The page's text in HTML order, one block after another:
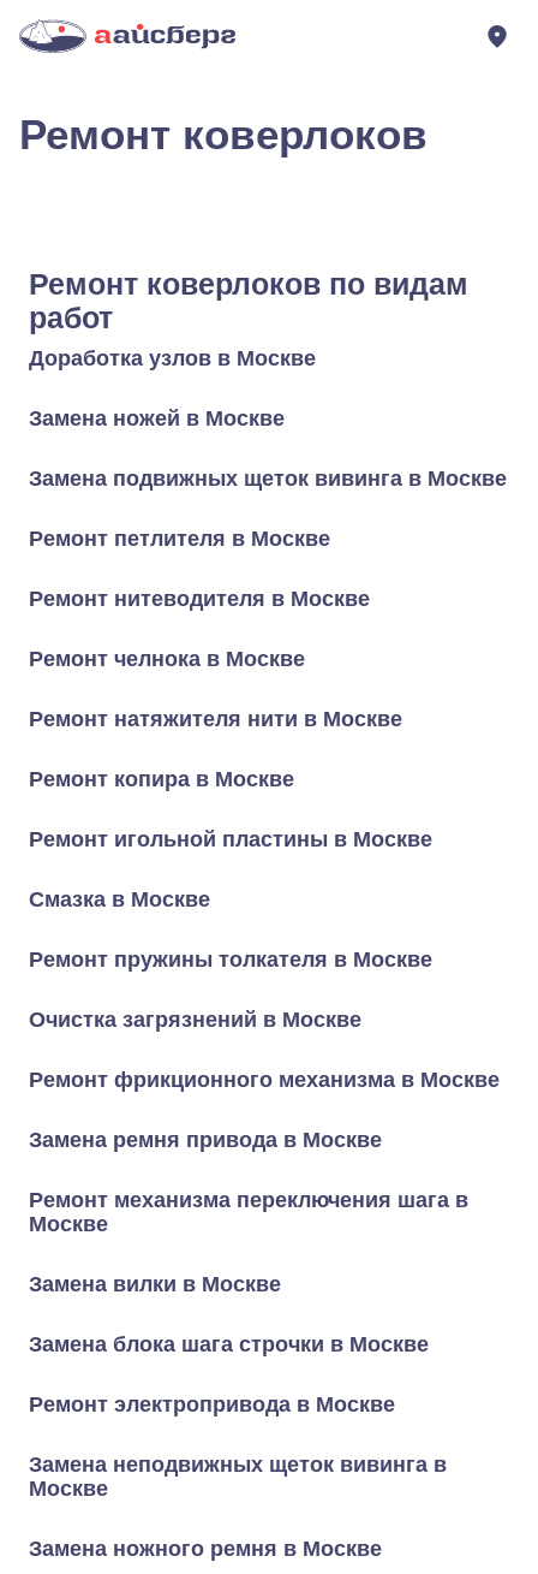
Ремонт коверлоков
Ремонт коверлоков по видам
работ
Доработка узлов в Москве
Замена ножей в Москве
Замена подвижных щеток вивинга в Москве
Ремонт петлителя в Москве
Ремонт нитеводителя в Москве
Ремонт челнока в Москве
Ремонт натяжителя нити в Москве
Ремонт копира в Москве
Ремонт игольной пластины в Москве
Смазка в Москве
Ремонт пружины толкателя в Москве
Очистка загрязнений в Москве
Ремонт фрикционного механизма в Москве
Замена ремня привода в Москве
Ремонт механизма переключения шага в
Москве
Замена вилки в Москве
Замена блока шага строчки в Москве
Ремонт электропривода в Москве
Замена неподвижных щеток вивинга в
Москве
Замена ножного ремня в Москве